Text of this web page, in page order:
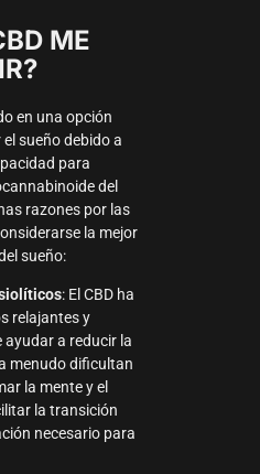
ME
en una opción
sueño debido a
para
del
razones por las
la mejor
sueño:
: El CBD ha
relajantes y
ayudar a reducir la
menudo dificultan
la mente y el
la transición
necesario para